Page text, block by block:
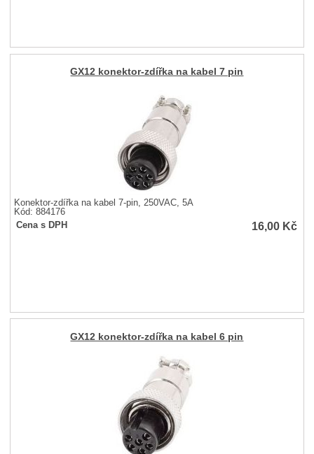
GX12 konektor-zdířka na kabel 7 pin
Konektor-zdířka na kabel 7-pin, 250VAC, 5A
Kód: 884176
Cena s DPH
16,00 Kč
GX12 konektor-zdířka na kabel 6 pin